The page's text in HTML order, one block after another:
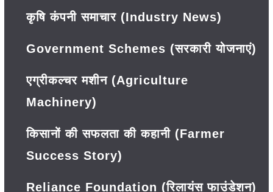
कृषि कंपनी समाचार (Industry News)
Government Schemes (सरकारी योजनाएं)
एग्रीकल्चर मशीन (Agriculture
Machinery)
किसानों की सफलता की कहानी (Farmer
Success Story)
Reliance Foundation (रिलायंस फाउंडेशन)